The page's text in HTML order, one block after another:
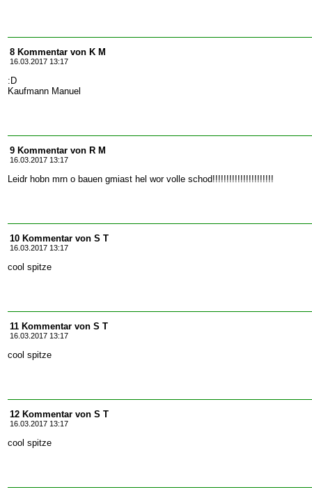
8 Kommentar von K M
16.03.2017 13:17
:D
Kaufmann Manuel
9 Kommentar von R M
16.03.2017 13:17
Leidr hobn mrn o bauen gmiast hel wor volle schod!!!!!!!!!!!!!!!!!!!!!!
10 Kommentar von S T
16.03.2017 13:17
cool spitze
11 Kommentar von S T
16.03.2017 13:17
cool spitze
12 Kommentar von S T
16.03.2017 13:17
cool spitze